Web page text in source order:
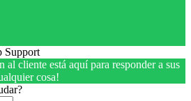
al cliente está aquí para responder a sus
cosa!